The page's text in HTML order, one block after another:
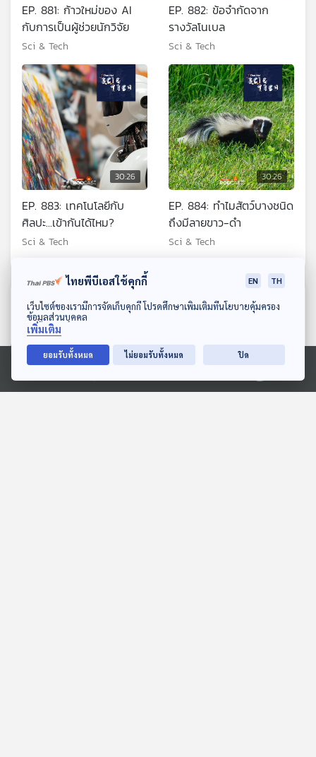
ดาวน์โหลด Thai PBS Podcast Application
Ⓒ 2020 องค์การกระจายเสียงและแพร่ภาพสาธารณะแห่งประเทศไทย
EP. 881: ก้าวใหม่ของ AI
กับการเป็นผู้ช่วยนักวิจัย
Sci & Tech
EP. 882: ข้อจำกัดจาก
รางวัลโนเบล
Sci & Tech
30:26
EP. 883: เทคโนโลยีกับ
ศิลปะ...เข้ากันได้ไหม?
Sci & Tech
30:26
EP. 884: ทำไมสัตว์บางชนิด
ถึงมีลายขาว-ดำ
Sci & Tech
ตอนที่เกี่ยวข้อง
ไทยพีบีเอสใช้คุกกี้ EN TH
เว็บไซต์ของเรามีการจัดเก็บคุกกี้ โปรดศึกษาเพิ่มเติมที่นโยบายคุ้มครอง
ข้อมูลส่วนบุคคล
เพิ่มเติม
ยอมรับทั้งหมด ไม่ยอมรับทั้งหมด ปิด